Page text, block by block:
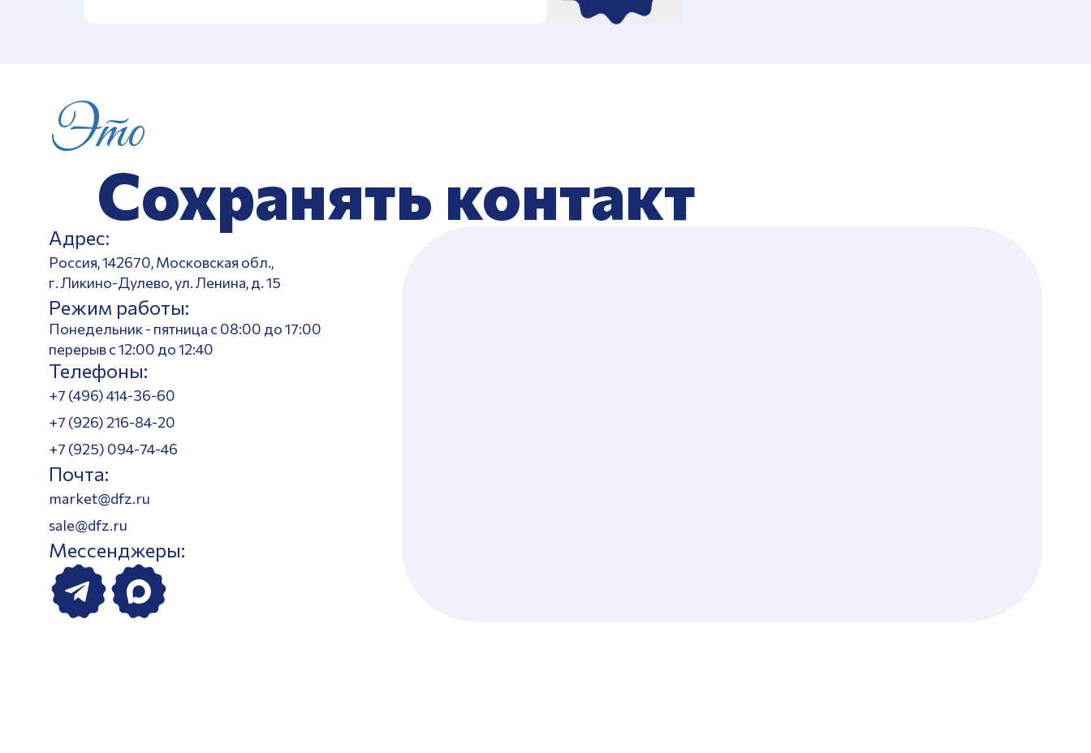
Это
Сохранять контакт
Адрес:
Россия, 142670, Московская обл.,
г. Ликино-Дулево, ул. Ленина, д. 15
Режим работы:
Понедельник - пятница с 08:00 до 17:00
перерыв с 12:00 до 12:40
Телефоны:
+7 (496) 414-36-60
+7 (926) 216-84-20
+7 (925) 094-74-46
Почта:
market@dfz.ru
sale@dfz.ru
Мессенджеры: